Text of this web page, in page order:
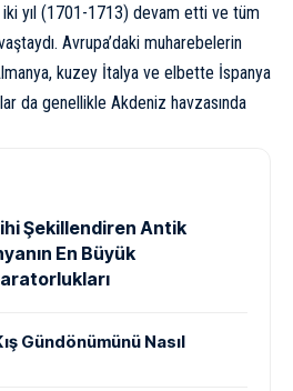
iki yıl (1701-1713) devam etti ve tüm
Avrupa’daki muharebelerin
kuzey İtalya ve elbette İspanya
da genellikle Akdeniz havzasında
Şekillendiren Antik
En Büyük
Gündönümünü Nasıl